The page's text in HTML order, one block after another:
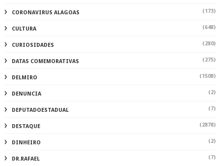
CORONAVIRUS ALAGOAS (173)
CULTURA (648)
CURIOSIDADES (280)
DATAS COMEMORATIVAS (275)
DELMIRO (1508)
DENUNCIA (2)
DEPUTADOESTADUAL (7)
DESTAQUE (2878)
DINHEIRO (2)
DR.RAFAEL (7)